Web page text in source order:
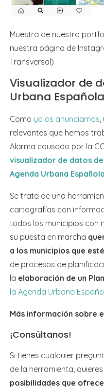
Muestra de nuestro
nuestra página de
Transversal)
Visualizador de
Urbana Española
Como ya os anunciamos
relevantes que hemos
Alarma causado por la
visualizador de datos
Agenda Urbana Española
Se trata de una
cartografías con
todos los municipios con
su puesta en marcha
a los municipios que
de procesos de
la elaboración de un
la Agenda Urbana
Más información sobre
¡Consúltanos!
Si tienes cualquier
de la herramienta, quieres
posibilidades que ofrece